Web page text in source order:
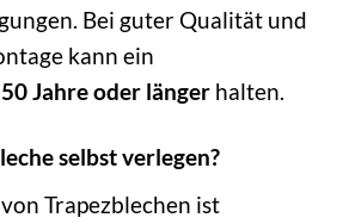
Bei guter Qualität und
kann ein
50 Jahre oder länger halten.
selbst verlegen?
Trapezblechen ist